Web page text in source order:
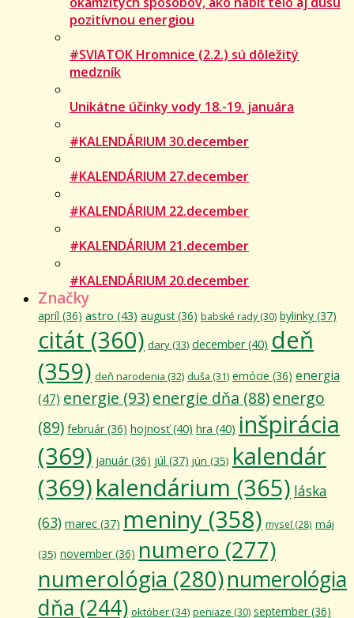
pozitívnou energiou
#SVIATOK Hromnice (2.2.) sú dôležitý
medzník
Unikátne účinky vody 18.-19. januára
#KALENDÁRIUM 30.december
#KALENDÁRIUM 27.december
#KALENDÁRIUM 22.december
#KALENDÁRIUM 21.december
#KALENDÁRIUM 20.december
Značky
apríl (36) astro (43) august(36) babské rady (30) bylinky (37)
citát (360) dary(33) december(40) deň
(359) deň narodenia (32) duša (31) emócie (36) energia
(47) energie (93)energie dňa (88)energo
(89) február (36) hojnosť(40) hra (40) inšpirácia
(369) január (36) júl (37) jún (35) kalendár
(369)kalendárium (365) láska
(63) marec (37) meniny (358) myseľ(28) máj
(35) november (36) numero (277)
numerológia (280)numerológia
dňa (244) október(34) peniaze (30) september (36)